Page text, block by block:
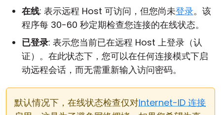
在线: 表示远程 Host 可访问，但您尚未登录。该
程序每 30-60 秒定期检查您连接的在线状态。
已登录: 表示您当前已在远程 Host 上登录（认
证）。在此状态下，您可以在任何连接模式下启
动远程会话，而无需重新输入访问密码。
默认情况下，在线状态检查仅对Internet-ID 连接